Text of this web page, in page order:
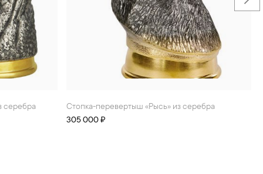
серебра
стопка-перевертыш «Рысь» из серебра
305 000 ₽